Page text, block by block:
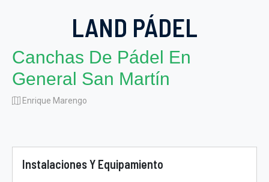
LAND PÁDEL
Canchas De Pádel En
General San Martín
Enrique Marengo
Instalaciones Y Equipamiento